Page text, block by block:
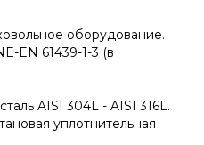
оборудование.
EN 61439-1-3 (в
AISI 304L - AISI 316L.
уплотнительная